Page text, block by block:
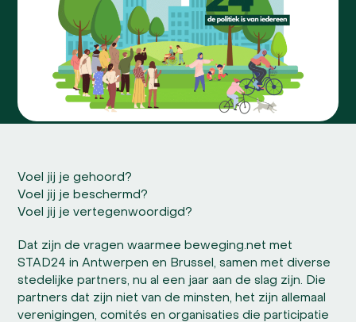
Voel jij je gehoord?
Voel jij je beschermd?
Voel jij je vertegenwoordigd?
Dat zijn de vragen waarmee beweging.net met
STAD24 in Antwerpen en Brussel, samen met diverse
stedelijke partners, nu al een jaar aan de slag zijn. Die
partners dat zijn niet van de minsten, het zijn allemaal
verenigingen, comités en organisaties die participatie